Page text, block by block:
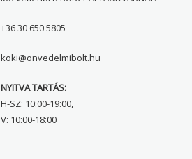
+36 30 650 5805
koki@onvedelmibolt.hu
NYITVA TARTÁS:
H-SZ: 10:00-19:00,
V: 10:00-18:00